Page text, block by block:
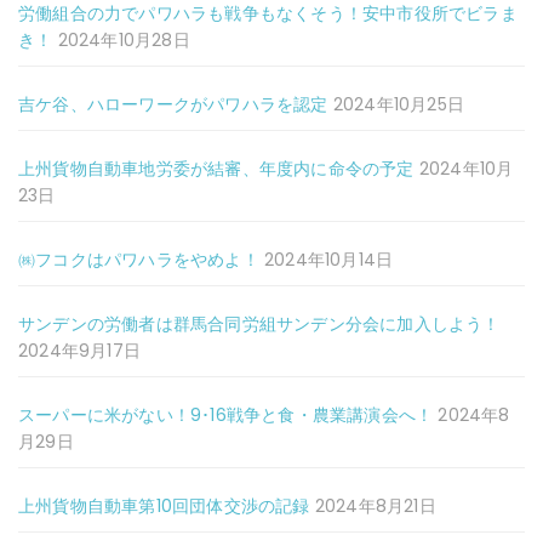
労働組合の力でパワハラも戦争もなくそう！安中市役所でビラま
き！ 2024年10月28日
吉ケ谷、ハローワークがパワハラを認定 2024年10月25日
上州貨物自動車地労委が結審、年度内に命令の予定 2024年10月
23日
㈱フコクはパワハラをやめよ！ 2024年10月14日
サンデンの労働者は群馬合同労組サンデン分会に加入しよう！
2024年9月17日
スーパーに米がない！9･16戦争と食・農業講演会へ！ 2024年8
月29日
上州貨物自動車第10回団体交渉の記録 2024年8月21日